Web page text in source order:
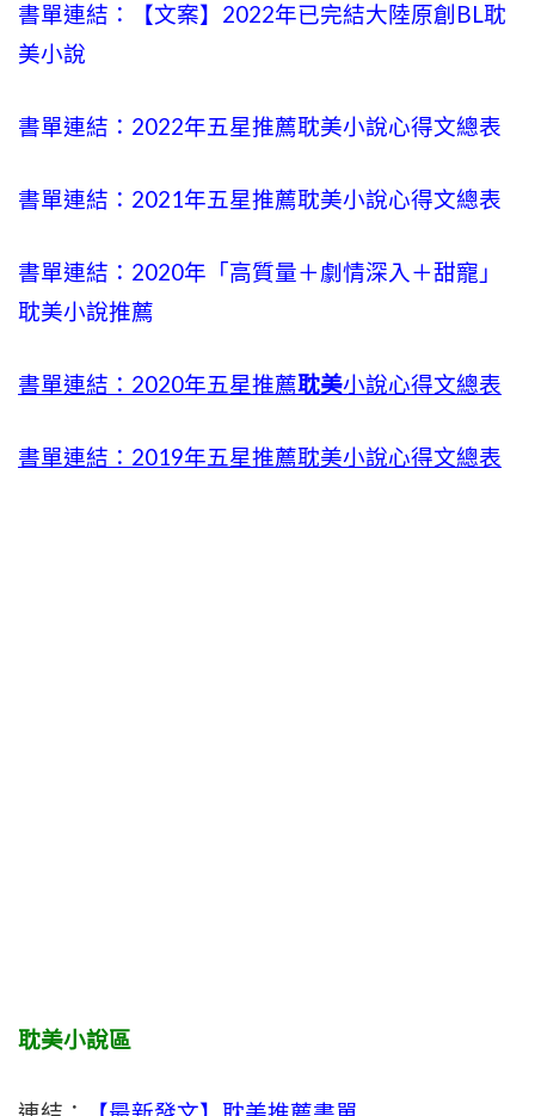
書單連結：【文案】2022年已完結大陸原創BL耽
美小說
書單連結：2022年五星推薦耽美小說心得文總表
書單連結：2021年五星推薦耽美小說心得文總表
書單連結：2020年「高質量＋劇情深入＋甜寵」
耽美小說推薦
書單連結：2020年五星推薦耽美小說心得文總表
書單連結：2019年五星推薦耽美小說心得文總表
耽美小說區